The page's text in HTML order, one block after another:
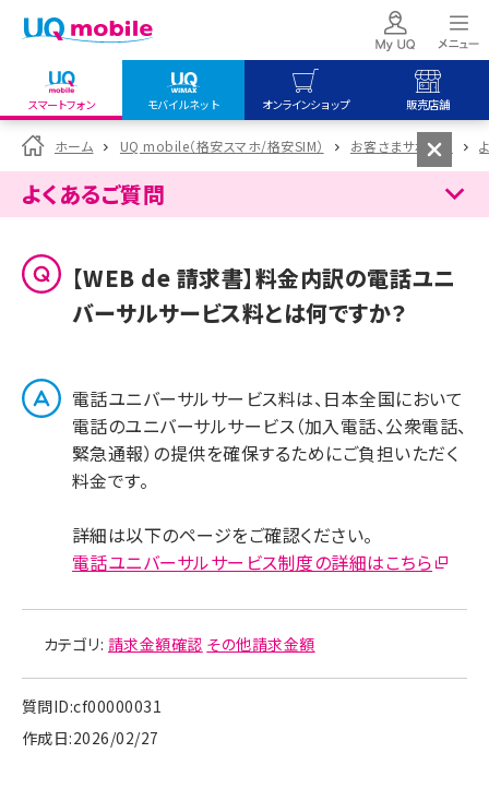
スマートフォン モバイルネット オンラインショップ 販売店舗
my UQ WiMAX
UQ WiMAX ご契約の方
My UQ mobile
UQ mobile
データチャージサイト
UQ mobile
オンラインショップ
UQ WiMAX
UQ mobile
販売店舗
UQ WiMAX
ホーム UQ mobile（格安スマホ/格安SIM） お客さまサポート
よくあるご質問
【WEB de 請求書】料金内訳の電話ユニ
バーサルサービス料とは何ですか？
電話ユニバーサルサービス料は、日本全国において
電話のユニバーサルサービス（加入電話、公衆電話、
緊急通報）の提供を確保するためにご負担いただく
料金です。
詳細は以下のページをご確認ください。
電話ユニバーサルサービス制度の詳細はこちら
カテゴリ: 請求金額確認 その他請求金額
質問ID:cf00000031
作成日:2026/02/27